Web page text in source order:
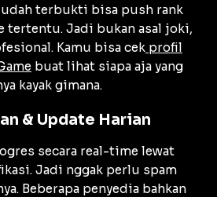
udah terbukti bisa push rank
tertentu. Jadi bukan asal joki,
Kamu bisa cek profil
buat lihat siapa aja yang
kayak gimana.
& Update Harian
secara real-time lewat
Jadi nggak perlu spam
Beberapa penyedia bahkan